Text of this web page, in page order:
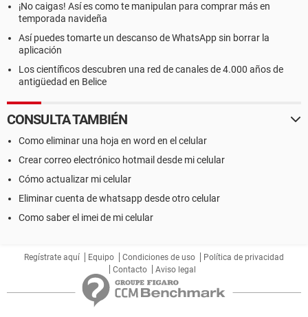
¡No caigas! Así es como te manipulan para comprar más en
temporada navideña
Así puedes tomarte un descanso de WhatsApp sin borrar la
aplicación
Los científicos descubren una red de canales de 4.000 años de
antigüedad en Belice
CONSULTA TAMBIÉN
Como eliminar una hoja en word en el celular
Crear correo electrónico hotmail desde mi celular
Cómo actualizar mi celular
Eliminar cuenta de whatsapp desde otro celular
Como saber el imei de mi celular
Regístrate aquí Equipo Condiciones de uso
Política de privacidad
Contacto
Aviso legal